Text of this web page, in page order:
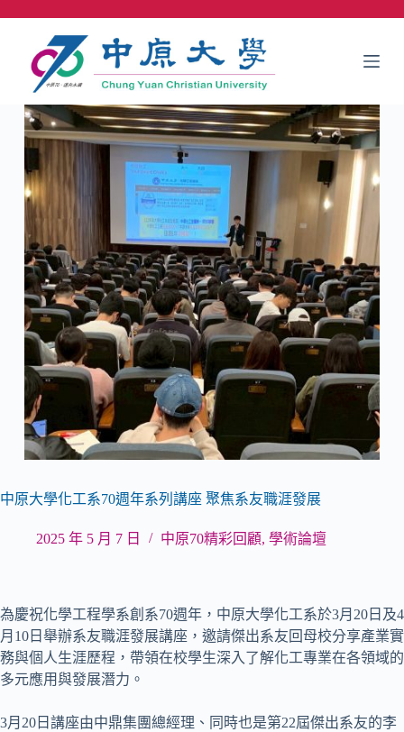
跳
主
內
容
中原大學化工系70週年系列講座 聚焦系友職涯發展
2025 年 5 月 7 日 中原70精彩回顧, 學術論壇
為慶祝化學工程學系創系70週年，中原大學化工系於3月20日及4
月10日舉辦系友職涯發展講座，邀請傑出系友回母校分享產業實
務與個人生涯歷程，帶領在校學生深入了解化工專業在各領域的
多元應用與發展潛力。
3月20日講座由中鼎集團總經理、同時也是第22屆傑出系友的李